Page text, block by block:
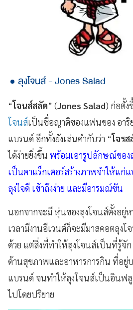
ลุงโจนส์ - Jones Salad
“โจนส์สลัด” (Jones Salad) ก่อตั้
โจนส์เป็นชื่อญาติของแฟนของ อาริ
แบรนด์ อีกทั้งยังเล่นคำกับว่า “โจรส
ได้ง่ายยิ่งขึ้น พร้อมเอารูปลักษณ์ของ
เป็นคาแร็กเตอร์สร้างภาพจำให้แ
ลุงใจดี เข้าถึงง่าย และมีอารมณ์ขัน
นอกจากจะมี หุ่นของลุงโจนส์ตั้งอยู่
เวลามีงานอีเวนต์ก็จะมีมาสคอตลุง
ด้วย แต่สิ่งที่ทำให้ลุงโจนส์เป็นที่รู้จัก
ด้านสุขภาพและอาหารการกิน ที่อยู่
แบรนด์ จนทำให้ลุงโจนส์เป็นอินฟ
ไปโดยปริยาย